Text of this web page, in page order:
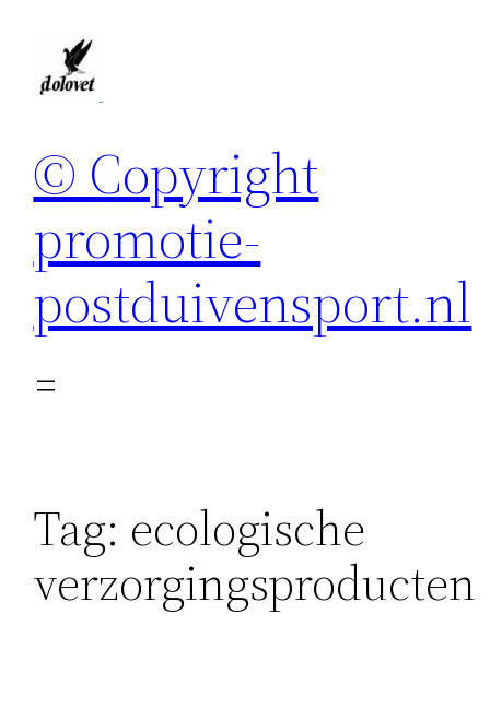
© Copyright
promotie-
postduivensport.nl
Tag: ecologische
verzorgingsproducten